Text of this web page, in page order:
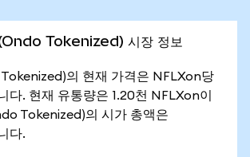
Tokenized) 시장 정보
의 현재 가격은 NFLXon당
다. 현재 유통량은 1.20천 NFLXon이
Tokenized)의 시가 총액은
다.